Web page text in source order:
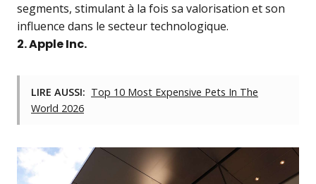
segments, stimulant à la fois sa valorisation et son
influence dans le secteur technologique.
2. Apple Inc.
LIRE AUSSI: Top 10 Most Expensive Pets In The
World 2026